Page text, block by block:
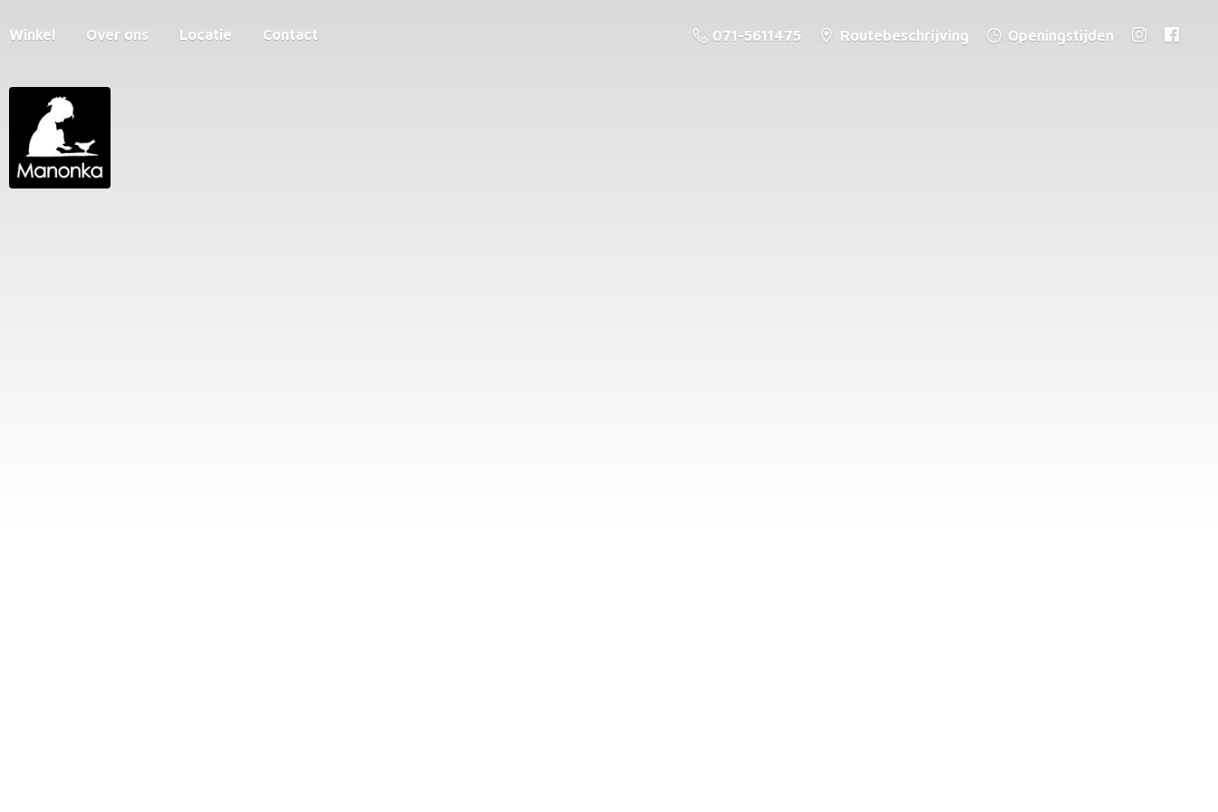
Winkel Over ons Locatie Contact 071-5611475 Routebeschrijving Openingstijden